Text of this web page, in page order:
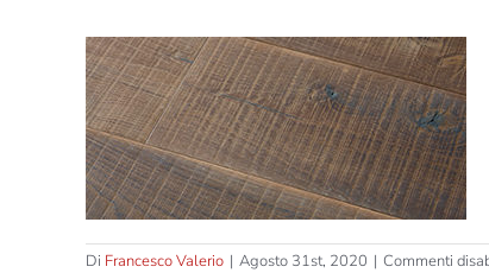
Di Francesco Valerio | Agosto 31st, 2020 | Commenti